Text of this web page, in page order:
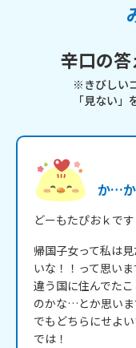
辛口の答
※きびしい
「見ない
か…か
どーもたぴおｋです
帰国子女って私は
いな！！って思いま
違う国に住んでた
のかな…とか思いま
でもどちらにせよ
では！